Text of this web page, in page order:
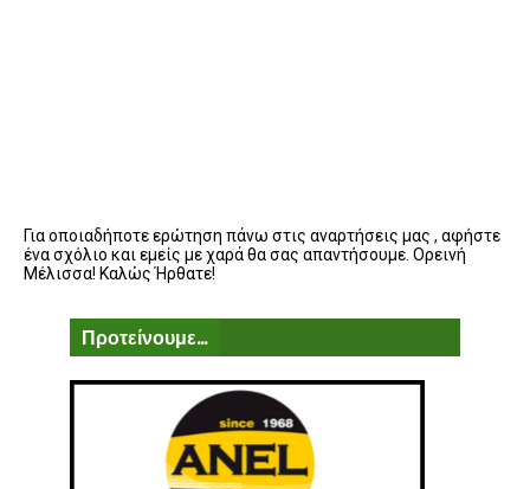
Για οποιαδήποτε ερώτηση πάνω στις αναρτήσεις μας , αφήστε
ένα σχόλιο και εμείς με χαρά θα σας απαντήσουμε. Ορεινή
Μέλισσα! Καλώς Ήρθατε!
Προτείνουμε...